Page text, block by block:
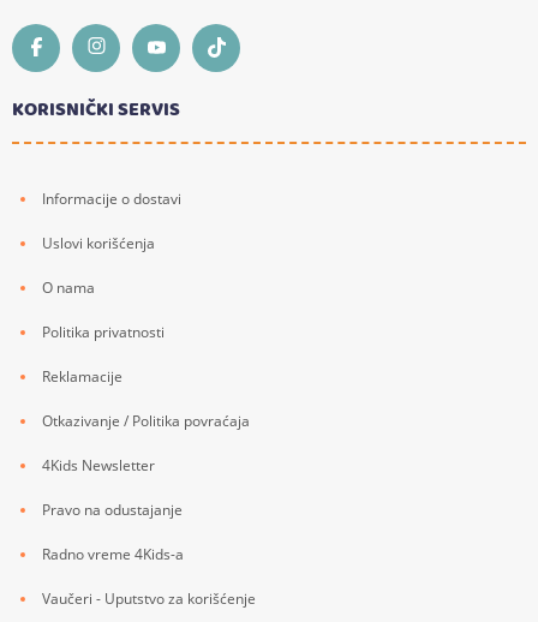
KORISNIČKI SERVIS
Informacije o dostavi
Uslovi korišćenja
O nama
Politika privatnosti
Reklamacije
Otkazivanje / Politika povraćaja
4Kids Newsletter
Pravo na odustajanje
Radno vreme 4Kids-a
Vaučeri - Uputstvo za korišćenje